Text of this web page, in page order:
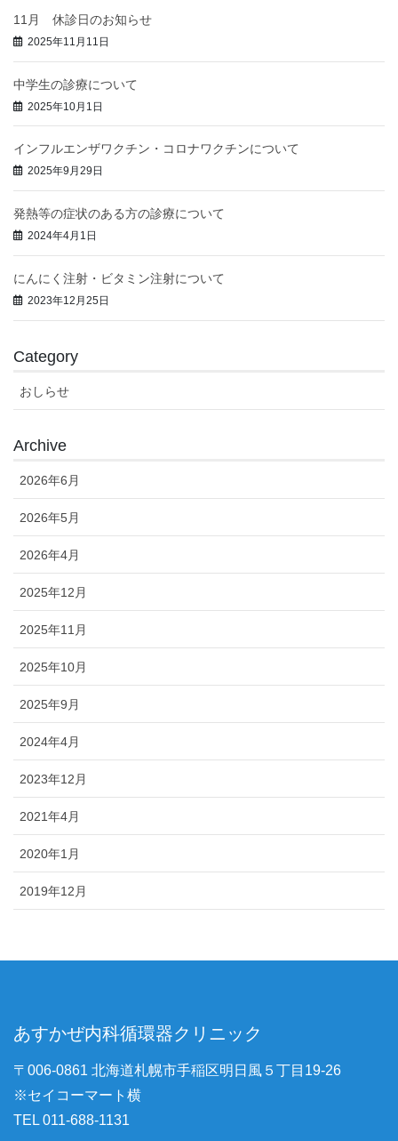
11月 休診日のお知らせ
2025年11月11日
中学生の診療について
2025年10月1日
インフルエンザワクチン・コロナワクチンについて
2025年9月29日
発熱等の症状のある方の診療について
2024年4月1日
にんにく注射・ビタミン注射について
2023年12月25日
Category
おしらせ
Archive
2026年6月
2026年5月
2026年4月
2025年12月
2025年11月
2025年10月
2025年9月
2024年4月
2023年12月
2021年4月
2020年1月
2019年12月
あすかぜ内科循環器クリニック
〒006-0861 北海道札幌市手稲区明日風５丁目19-26
※セイコーマート横
TEL 011-688-1131